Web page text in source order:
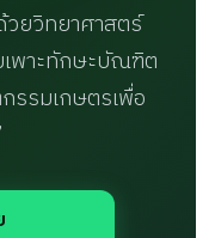
ยวิทยาศาสตร์
เพาะทักษะบัณฑิต
รรมเกษตรเพื่อ